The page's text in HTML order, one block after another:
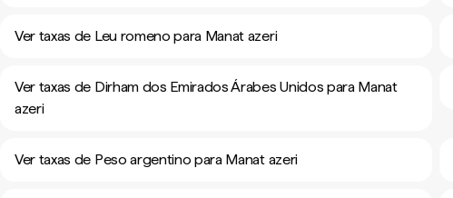
Ver taxas de Leu romeno para Manat azeri
Ver taxas de Dirham dos Emirados Árabes Unidos para Manat
azeri
Ver taxas de Peso argentino para Manat azeri